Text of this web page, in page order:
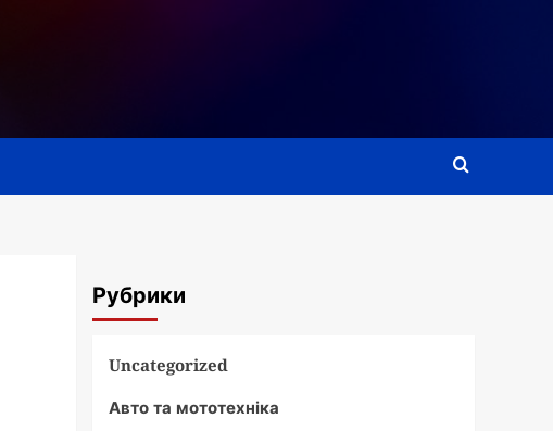
Рубрики
Uncategorized
Авто та мототехніка